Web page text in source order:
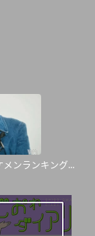
メンランキング...